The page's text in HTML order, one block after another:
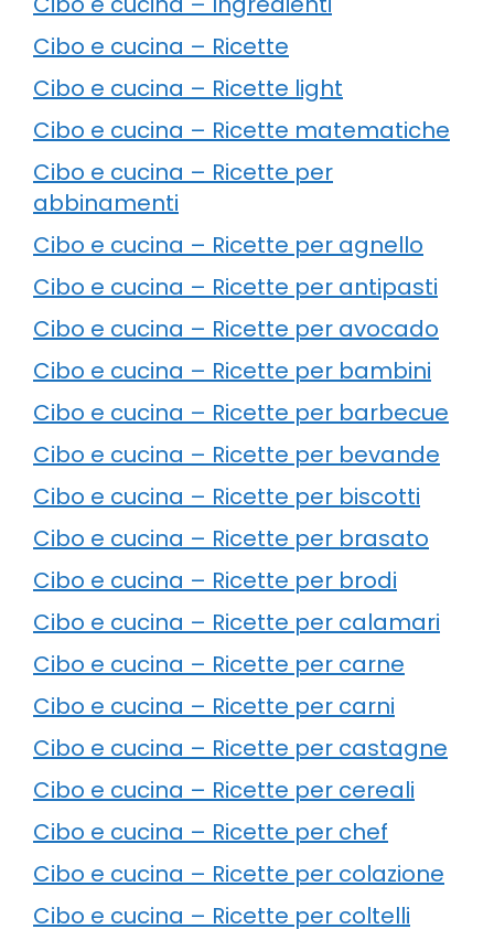
Cibo e cucina – Ricette
Cibo e cucina – Ricette light
Cibo e cucina – Ricette matematiche
Cibo e cucina – Ricette per
abbinamenti
Cibo e cucina – Ricette per agnello
Cibo e cucina – Ricette per antipasti
Cibo e cucina – Ricette per avocado
Cibo e cucina – Ricette per bambini
Cibo e cucina – Ricette per barbecue
Cibo e cucina – Ricette per bevande
Cibo e cucina – Ricette per biscotti
Cibo e cucina – Ricette per brasato
Cibo e cucina – Ricette per brodi
Cibo e cucina – Ricette per calamari
Cibo e cucina – Ricette per carne
Cibo e cucina – Ricette per carni
Cibo e cucina – Ricette per castagne
Cibo e cucina – Ricette per cereali
Cibo e cucina – Ricette per chef
Cibo e cucina – Ricette per colazione
Cibo e cucina – Ricette per coltelli